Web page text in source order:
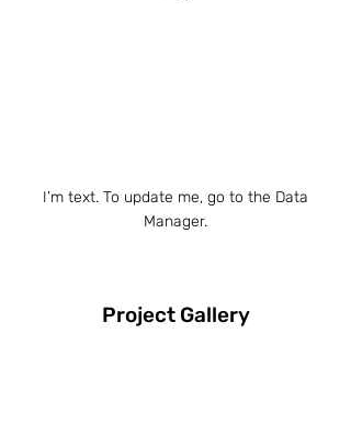
I’m text. To update me, go to the Data
Manager.
Project Gallery